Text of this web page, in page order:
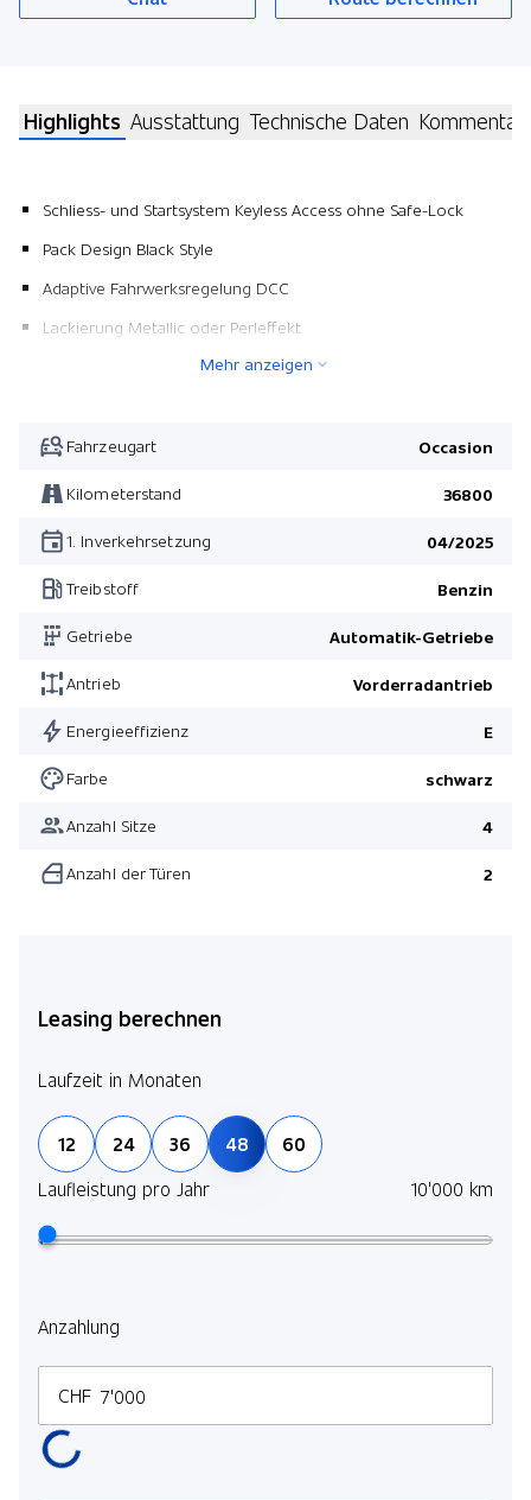
Highlights Ausstattung Technische Daten Kommentar
Schliess- und Startsystem Keyless Access ohne Safe-Lock
Pack Design Black Style
Adaptive Fahrwerksregelung DCC
Lackierung Metallic oder Perleffekt
IQ Light Matrix LED-Scheinwerfer
Rückfahrkamera
Navigationssystem Discover Pro Streaming & Internet
Mehr anzeigen
Fahrzeugart Occasion
Kilometerstand 36800
1. Inverkehrsetzung 04/2025
Treibstoff Benzin
Getriebe Automatik-Getriebe
Antrieb Vorderradantrieb
Energieeffizienz E
Farbe schwarz
Anzahl Sitze 4
Anzahl der Türen 2
Leasing berechnen
Laufzeit in Monaten
12 24 36 48
60
Laufleistung pro Jahr
10'000 km
Anzahlung
CHF